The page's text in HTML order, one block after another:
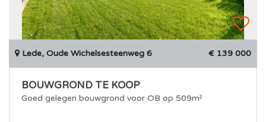
Lede, Oude Wichelsesteenweg 6 € 139 000
BOUWGROND TE KOOP
Goed gelegen bouwgrond voor OB op 509m²